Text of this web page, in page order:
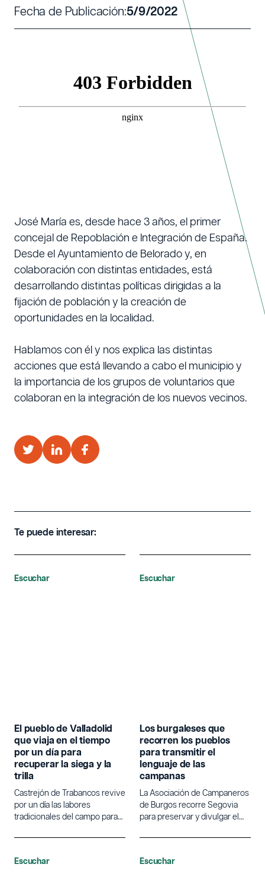
Fecha de Publicación:5/9/2022
José María es, desde hace 3 años, el primer
concejal de Repoblación e Integración de España.
Desde el Ayuntamiento de Belorado y, en
colaboración con distintas entidades, está
desarrollando distintas políticas dirigidas a la
fijación de población y la creación de
oportunidades en la localidad.
Hablamos con él y nos explica las distintas
acciones que está llevando a cabo el municipio y
la importancia de los grupos de voluntarios que
colaboran en la integración de los nuevos vecinos.
Te puede interesar:
Escuchar
El pueblo de Valladolid
que viaja en el tiempo
por un día para
recuperar la siega y la
trilla
Castrejón de Trabancos revive
por un día las labores
tradicionales del campo para
Escuchar
Los burgaleses que
recorren los pueblos
para transmitir el
lenguaje de las
campanas
La Asociación de Campaneros
de Burgos recorre Segovia
para preservar y divulgar el
campanas.
Escuchar Escuchar